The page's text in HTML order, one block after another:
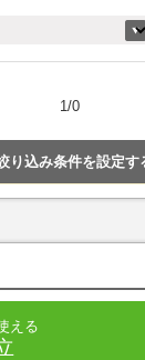
1/0
り込み条件を設定す
える